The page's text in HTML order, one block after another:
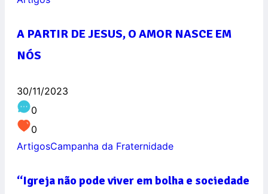
A PARTIR DE JESUS, O AMOR NASCE EM
NÓS
30/11/2023
0
0
ArtigosCampanha da Fraternidade
“Igreja não pode viver em bolha e sociedade